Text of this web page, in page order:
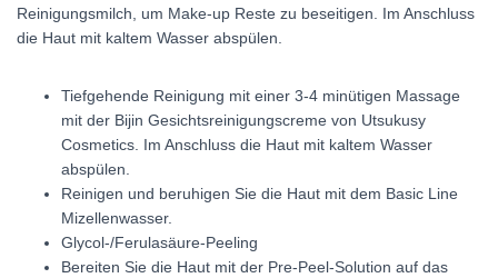
Reinigungsmilch, um Make-up Reste zu beseitigen. Im Anschluss
die Haut mit kaltem Wasser abspülen.
Tiefgehende Reinigung mit einer 3-4 minütigen Massage
mit der Bijin Gesichtsreinigungscreme von Utsukusy
Cosmetics. Im Anschluss die Haut mit kaltem Wasser
abspülen.
Reinigen und beruhigen Sie die Haut mit dem Basic Line
Mizellenwasser.
Glycol-/Ferulasäure-Peeling
Bereiten Sie die Haut mit der Pre-Peel-Solution auf das